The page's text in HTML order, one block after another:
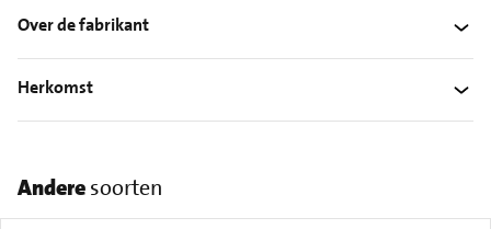
Over de fabrikant
Herkomst
Anderesoorten